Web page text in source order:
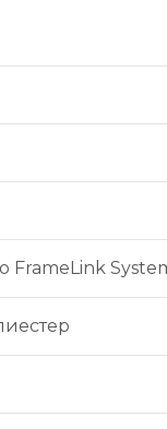
FrameLink